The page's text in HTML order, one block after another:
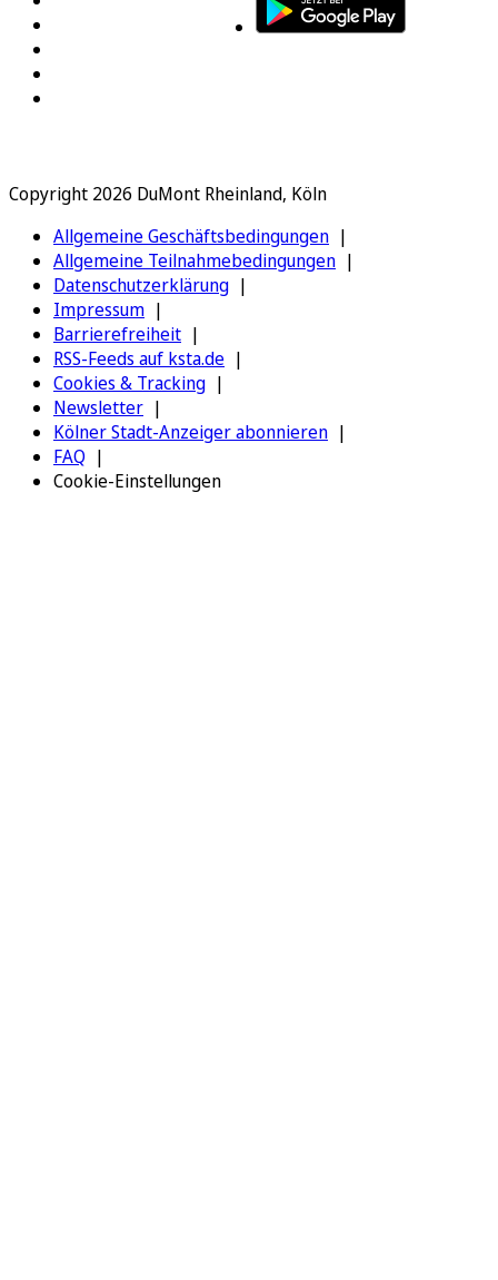
Copyright 2026 DuMont Rheinland, Köln
Allgemeine Geschäftsbedingungen
Allgemeine Teilnahmebedingungen
Datenschutzerklärung
Impressum
Barrierefreiheit
RSS-Feeds auf ksta.de
Cookies & Tracking
Newsletter
Kölner Stadt-Anzeiger abonnieren
FAQ
Cookie-Einstellungen